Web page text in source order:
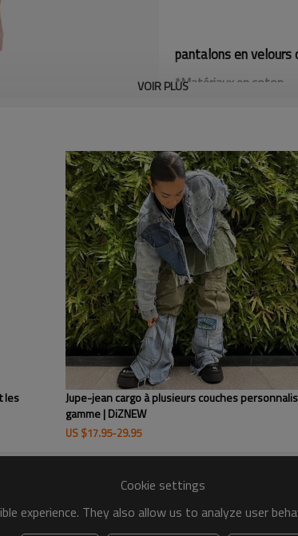
pantalons en
*Matériaux en coton
Pantalon en velours
personnalisée
marques et créateurs
de haute qualité.
VOIR PLUS
les
Jupe-jean cargo à plusieurs couches
gamme | DiZNEW
US $17.95-29.95
Cookie settings
experience. They also allow us to analyze user